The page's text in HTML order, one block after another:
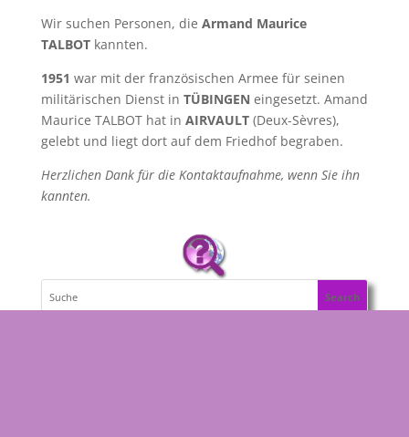
Wir suchen Personen, die Armand Maurice
TALBOT kannten.
1951 war mit der französischen Armee für seinen
militärischen Dienst in TÜBINGEN eingesetzt. Amand
Maurice TALBOT hat in AIRVAULT(Deux-Sèvres),
gelebt und liegt dort auf dem Friedhof begraben.
Herzlichen Dank für die Kontaktaufnahme, wenn Sie ihn
kannten.